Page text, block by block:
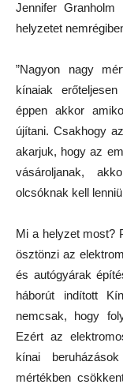
Jennifer
helyzetet
”Nagyon nagy
kínaiak
éppen akkor
újítani. Csakhogy
akarjuk, hogy az
vásároljanak,
olcsóknak kell
Mi a helyzet most?
ösztönzi az
és autógyárak
háborút indított
nemcsak, hogy
Ezért az
kínai
mértékben